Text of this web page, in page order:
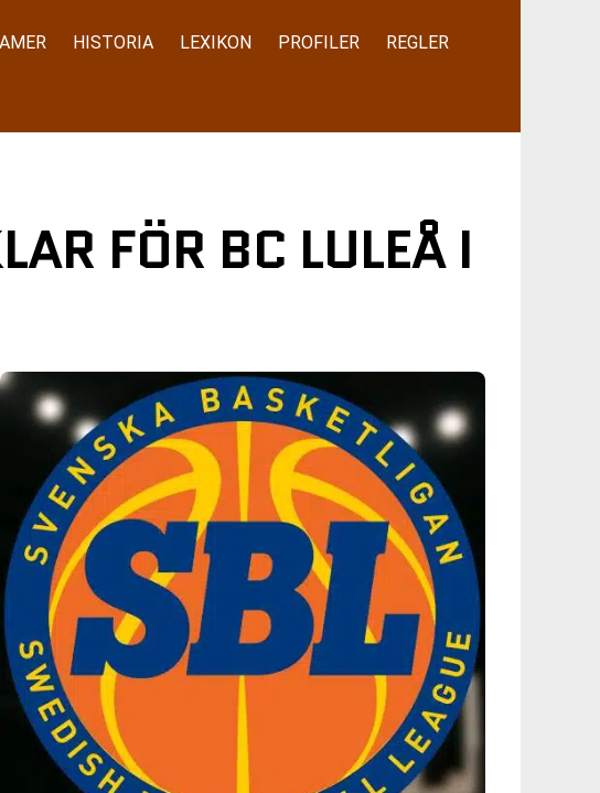
HISTORIA LEXIKON PROFILER REGLER
FÖR BC LULEÅ I